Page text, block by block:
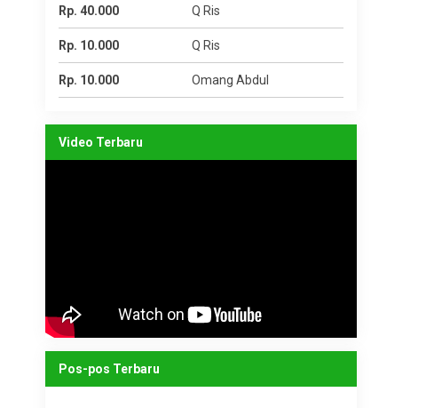
Rp. 40.000 Q Ris
Rp. 10.000 Q Ris
Rp. 10.000 Omang Abdul
Video Terbaru
Pos-pos Terbaru